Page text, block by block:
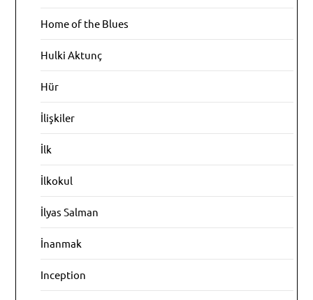
Home of the Blues
Hulki Aktunç
Hür
İlişkiler
İlk
İlkokul
İlyas Salman
İnanmak
Inception